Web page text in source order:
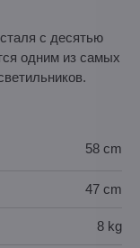
с десятью
одним из самых
58 cm
47 cm
8 kg